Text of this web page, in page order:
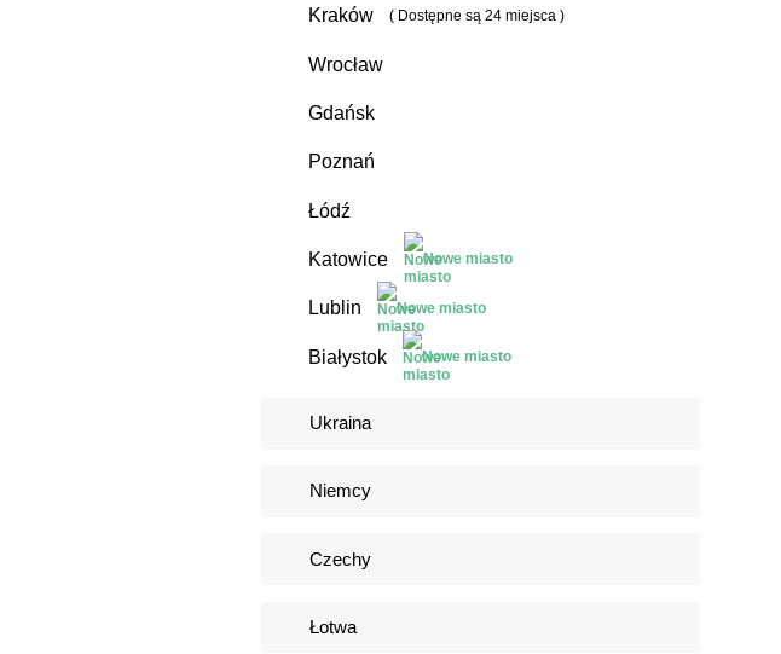
Kraków ( Dostępne są 24 miejsca )
Wrocław
Gdańsk
Poznań
Łódź
Katowice Nowe miasto
Lublin Nowe miasto
Białystok Nowe miasto
Ukraina
Niemcy
Czechy
Łotwa